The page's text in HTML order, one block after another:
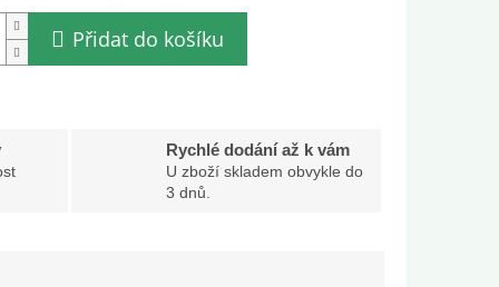
Přidat do košíku
Rychlé dodání až k vám
U zboží skladem obvykle do
3 dnů.